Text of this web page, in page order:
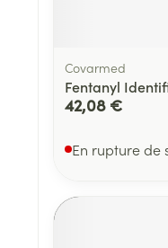
Covarmed
Fentanyl
42,08 €
En rupture de